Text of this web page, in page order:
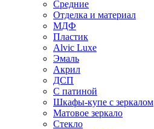
Средние
Отделка и материал
МДФ
Пластик
Alvic Luxe
Эмаль
Акрил
ДСП
С патиной
Шкафы-купе с зеркалом
Матовое зеркало
Стекло